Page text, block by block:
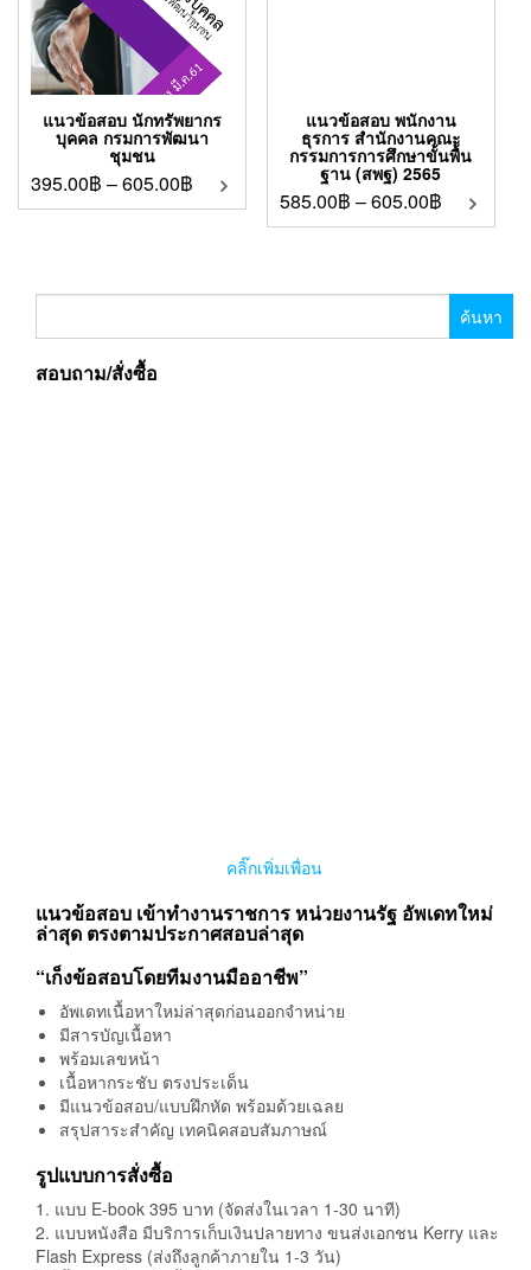
แนวข้อสอบ นักทรัพยากร
บุคคล กรมการพัฒนา
ชุมชน
395.00฿ –605.00฿
แนวข้อสอบ พนักงาน
ธุรการ สำนักงานคณะ
กรรมการการศึกษาขั้นพื้น
ฐาน (สพฐ) 2565
585.00฿ –605.00฿
สอบถาม/สั่งซื้อ
“เก็งข้อสอบโดยทีมงานมืออาชีพ”
มีสารบัญเนื้อหา
พร้อมเลขหน้า
มีแนวข้อสอบ/แบบฝึกหัด พร้อมด้วยเฉลย
สรุปสาระสำคัญ เทคนิคสอบสัมภาษณ์
รูปแบบการสั่งซื้อ
1. แบบ E-book 395 บาท (จัดส่งในเวลา 1-30 นาที)
2. แบบหนังสือ มีบริการเก็บเงินปลายทาง ขนส่งเอกชน Kerry และ
Flash Express (ส่งถึงลูกค้าภายใน 1-3 วัน)
***เนื้อหาเหมือนกันทั้ง 2 รูปแบบ
รีวิวจากลูกค้า